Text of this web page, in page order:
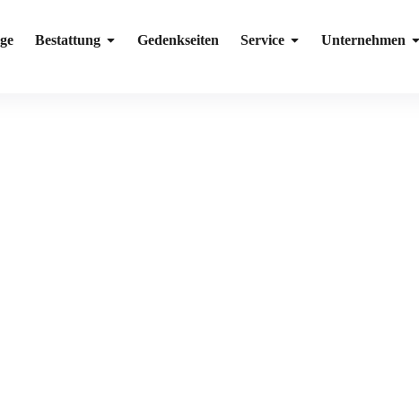
Bestattung Gedenkseiten Service Unternehmen